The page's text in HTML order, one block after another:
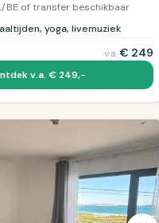
BE of transfer beschikbaar
yoga, livemuziek
v.a. € 249
v.a. € 249,-